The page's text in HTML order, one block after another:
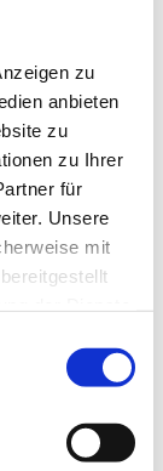
zu
anbieten
zu
zu Ihrer
für
Unsere
mit
oder
auf eine
bleiben